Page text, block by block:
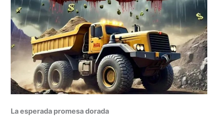
La esperada promesa dorada